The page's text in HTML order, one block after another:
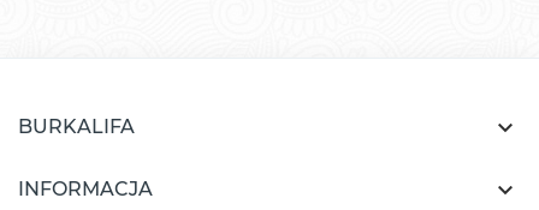
BURKALIFA 
INFORMACJA 